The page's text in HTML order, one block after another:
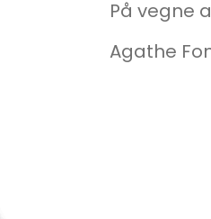
På vegne
Agathe